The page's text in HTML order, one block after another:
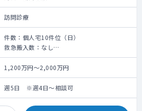
訪問診療
件数：個人宅10件位（日）
救急搬入数：なし
手術数：なし
訪問診療のご勤務です。
件数：個人宅10件位（日）
※個人宅なら一日10件前後、施設なら
20件前後
1,200万円～2,000万円
週5日 ※週4日～相談可